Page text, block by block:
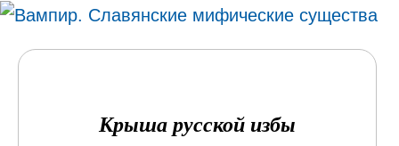
Крыша русской избы